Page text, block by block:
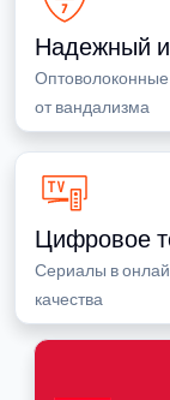
Надежный
от вандализма
Цифровое
Сериалы в
качества